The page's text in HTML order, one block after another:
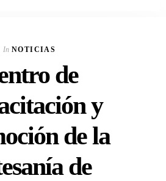
In NOTICIAS
de
y
de la
de